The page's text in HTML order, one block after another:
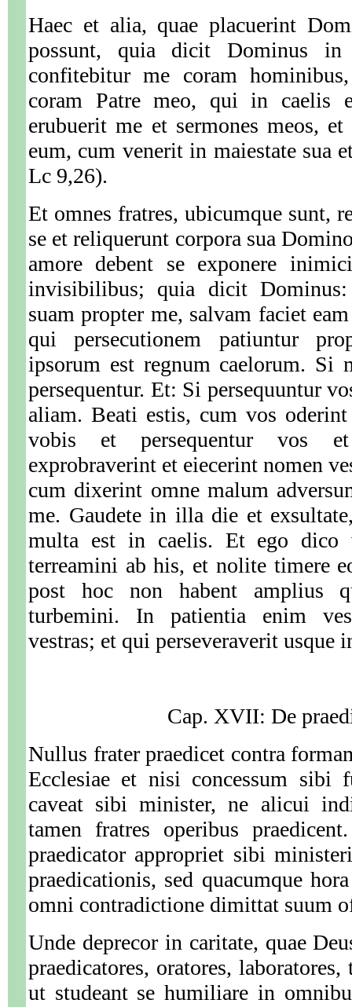
Haec et alia, quae placuerint
possunt, quia dicit Dominus in
confitebitur me coram
coram Patre meo, qui in caelis
erubuerit me et sermones meos,
eum, cum venerit in maiestate sua
Lc 9,26).
Et omnes fratres, ubicumque sunt,
se et reliquerunt corpora sua
amore debent se exponere
invisibilibus; quia dicit
suam propter me, salvam faciet
qui persecutionem patiuntur
ipsorum est regnum caelorum. Si
persequentur. Et: Si persequuntur
aliam. Beati estis, cum vos
vobis et persequentur vos
exprobraverint et eiecerint nomen
cum dixerint omne malum
me. Gaudete in illa die et
multa est in caelis. Et ego dico
terreamini ab his, et nolite timere
post hoc non habent amplius
turbemini. In patientia enim
vestras; et qui perseveraverit usque
Cap. XVII: De
Nullus frater praedicet contra
Ecclesiae et nisi concessum
caveat sibi minister, ne alicui
tamen fratres operibus
praedicator appropriet sibi
praedicationis, sed quacumque
omni contradictione dimittat suum
Unde deprecor in caritate, quae
praedicatores, oratores,
ut studeant se humiliare in